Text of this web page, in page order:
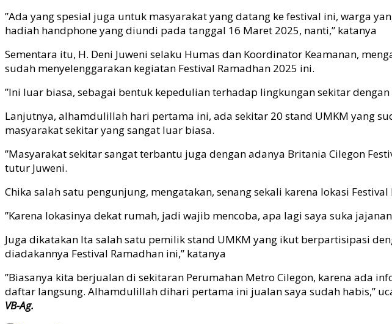
”Ada yang spesial juga untuk masyarakat yang datang ke festival ini, warga
hadiah handphone yang diundi pada tanggal 16 Maret 2025, nanti,” katanya
Sementara itu, H. Deni Juweni selaku Humas dan Koordinator Keamanan,
sudah menyelenggarakan kegiatan Festival Ramadhan 2025 ini.
”Ini luar biasa, sebagai bentuk kepedulian terhadap lingkungan sekitar dengan
Lanjutnya, alhamdulillah hari pertama ini, ada sekitar 20 stand UMKM yang
masyarakat sekitar yang sangat luar biasa.
”Masyarakat sekitar sangat terbantu juga dengan adanya Britania Cilegon
tutur Juweni.
Chika salah satu pengunjung, mengatakan, senang sekali karena lokasi
”Karena lokasinya dekat rumah, jadi wajib mencoba, apa lagi saya suka
Juga dikatakan Ita salah satu pemilik stand UMKM yang ikut berpartisipasi
diadakannya Festival Ramadhan ini,” katanya
”Biasanya kita berjualan di sekitaran Perumahan Metro Cilegon, karena ada
daftar langsung. Alhamdulillah dihari pertama ini jualan saya sudah habis,”
VB-Ag.